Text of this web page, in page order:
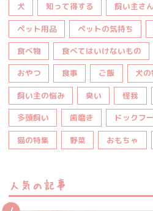
犬 知って得する 飼い主さ
ペット用品 ペットの気持ち
食べ物 食べてはいけないもの
おやつ 食事 ご飯 犬
飼い主の悩み 臭い 怪我
多頭飼い 歯磨き ドックフ
猫の特集 野菜 おもちゃ
人気の記事